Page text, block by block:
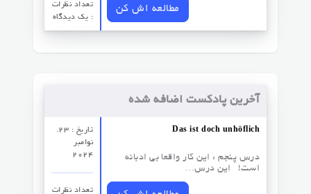
تعداد نظرات‌
: یک دیدگاه
مطالعه اش کن
آخرین پادکست اضافه شده
تاریخ : 23.
نوامبر
2024
تعداد نظرات‌
Das ist doch unhöflich
درس پنجم : این کار واقعا بی ادبانه
است! این درس…